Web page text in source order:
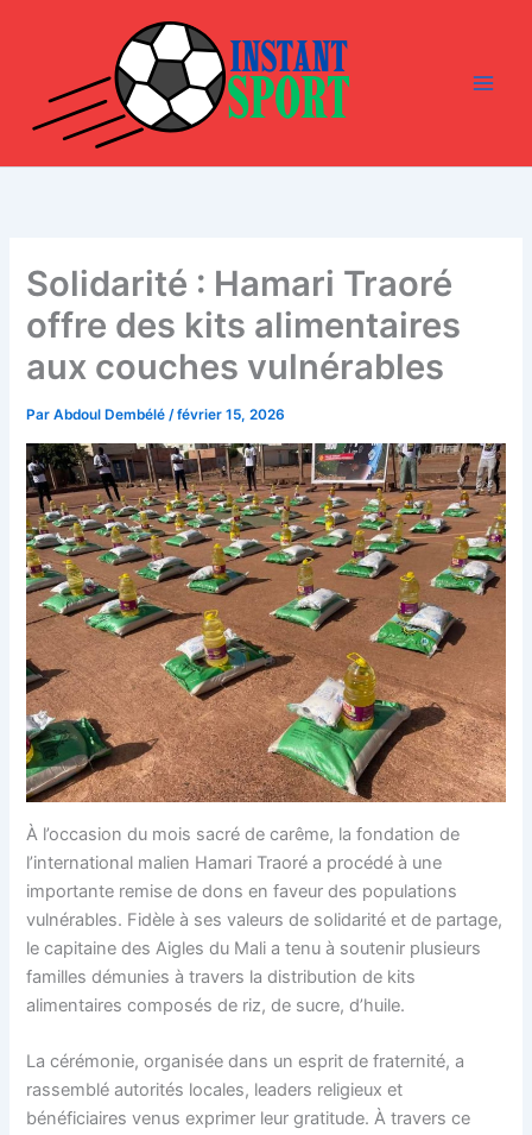
Solidarité : Hamari Traoré
offre des kits alimentaires
aux couches vulnérables
ParAbdoul Dembélé/février 15, 2026
À l’occasion du mois sacré de carême, la fondation de
l’international malien Hamari Traoré a procédé à une
importante remise de dons en faveur des populations
vulnérables. Fidèle à ses valeurs de solidarité et de partage,
le capitaine des Aigles du Mali a tenu à soutenir plusieurs
familles démunies à travers la distribution de kits
alimentaires composés de riz, de sucre, d’huile.
La cérémonie, organisée dans un esprit de fraternité, a
rassemblé autorités locales, leaders religieux et
bénéficiaires venus exprimer leur gratitude. À travers ce